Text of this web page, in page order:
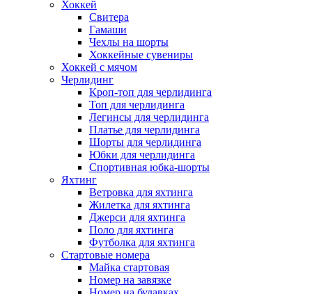
Хоккей
Свитера
Гамаши
Чехлы на шорты
Хоккейные сувениры
Хоккей с мячом
Черлидинг
Кроп-топ для черлидинга
Топ для черлидинга
Легинсы для черлидинга
Платье для черлидинга
Шорты для черлидинга
Юбки для черлидинга
Спортивная юбка-шорты
Яхтинг
Ветровка для яхтинга
Жилетка для яхтинга
Джерси для яхтинга
Поло для яхтинга
Футболка для яхтинга
Стартовые номера
Майка стартовая
Номер на завязке